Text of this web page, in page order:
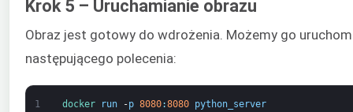
Krok 5 – Uruchamianie obrazu
Obraz jest gotowy do wdrożenia. Możemy go
następującego polecenia:
1 docker run -p 8080:8080 python_server